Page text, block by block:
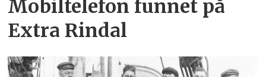
Mobiltelefon funnet på
Extra Rindal